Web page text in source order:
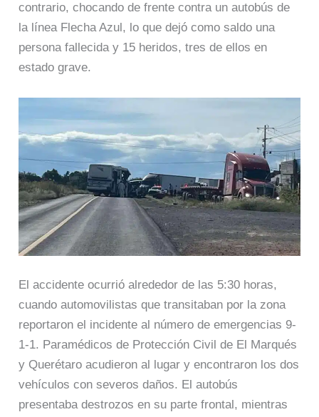
contrario, chocando de frente contra un autobús de
la línea Flecha Azul, lo que dejó como saldo una
persona fallecida y 15 heridos, tres de ellos en
estado grave.
El accidente ocurrió alrededor de las 5:30 horas,
cuando automovilistas que transitaban por la zona
reportaron el incidente al número de emergencias 9-
1-1. Paramédicos de Protección Civil de El Marqués
y Querétaro acudieron al lugar y encontraron los dos
vehículos con severos daños. El autobús
presentaba destrozos en su parte frontal, mientras